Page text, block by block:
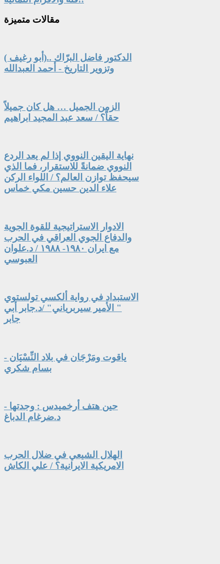
مقالات متميزة
الدكتور فاضل البرّاك ..(أبو رغيف )
وتزوير التاريخ - أحمد العبدالله
الزمن الجميل … هل كان جميلاً
حقاً؟ / سعد عبد المجيد ابراهيم
نهاية اليقين النووي إذا لم يعد الردع
النووي ضمانةً للاستقرار، فما الذي
سيحفظ توازن العالم؟ / اللواء الركن
علاء الدين حسين مكي خماس
الادوار الاستراتيجية للقوة الجوية
والدفاع الجوي العراقي في الحرب
مع ايران ١٩٨٠- ١٩٨٨ / د.علوان
العبوسي
الاستبداد في رواية ألكسي تولستوي
" الأمير سيربرياني" /د.جابر أبي
جابر
ياقوت ومَرْجَان في بلاد النِّسْيَان -
بسام شكري
حين هتف أرخميدس : وجدتها -
د.ضرغام الدباغ
الهلال الشيعي في ضلال الحرب
الامريكية الايرانية؟ / علي الكاش